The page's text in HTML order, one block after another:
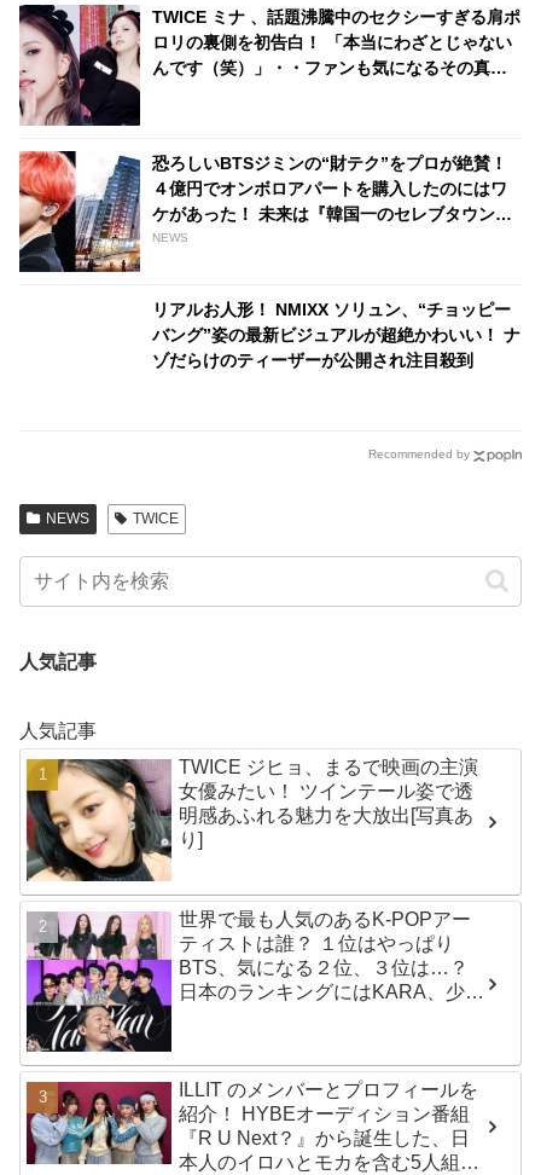
TWICE ミナ 、話題沸騰中のセクシーすぎる肩ポ
ロリの裏側を初告白！ 「本当にわざとじゃない
んです（笑）」・・ファンも気になるその真相
恐ろしいBTSジミンの“財テク”をプロが絶賛！
４億円でオンボロアパートを購入したのにはワ
ケがあった！ 未来は『韓国一のセレブタウン』
の地主になるってホント？
NEWS
リアルお人形！ NMIXX ソリュン、“チョッピー
バング”姿の最新ビジュアルが超絶かわいい！ ナ
ゾだらけのティーザーが公開され注目殺到
Recommended by
NEWS TWICE
人気記事
人気記事
TWICE ジヒョ、まるで映画の主演
女優みたい！ ツインテール姿で透
明感あふれる魅力を大放出[写真あ
り]
世界で最も人気のあるK-POPアー
ティストは誰？ １位はやっぱり
BTS、気になる２位、３位は…？
日本のランキングにはKARA、少女
ILLIT のメンバーとプロフィールを
紹介！ HYBEオーディション番組
『R U Next？』から誕生した、日
本人のイロハとモカを含む5人組ガ